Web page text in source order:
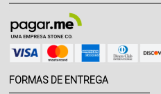
FORMAS DE ENTREGA